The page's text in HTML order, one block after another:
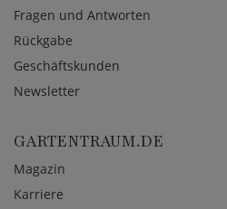
Fragen und Antworten
Rückgabe
Geschäftskunden
Newsletter
GARTENTRAUM.DE
Magazin
Karriere